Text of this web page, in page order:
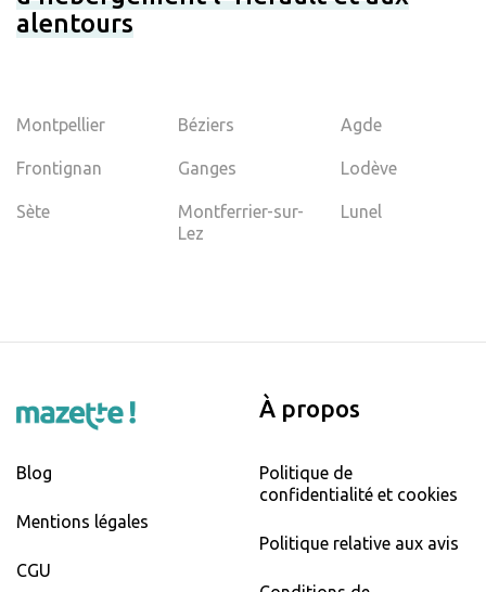
alentours
Montpellier Béziers Agde
Frontignan Ganges Lodève
Sète
Montferrier-sur-
Lez
Lunel
Blog
Mentions légales
CGU
À propos
Politique de
confidentialité et cookies
Politique relative aux avis